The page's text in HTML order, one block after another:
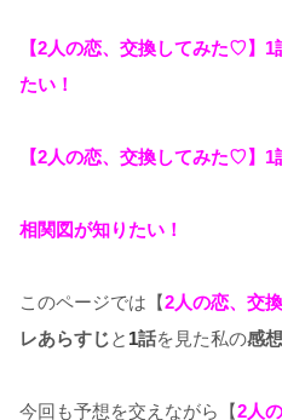
【2人の恋、交換してみた♡】
たい！
【2人の恋、交換してみた♡】1
相関図が知りたい！
このページでは【2人の恋、交
レあらすじと 1話を見た私の感想
今回も予想を交えながら【2人